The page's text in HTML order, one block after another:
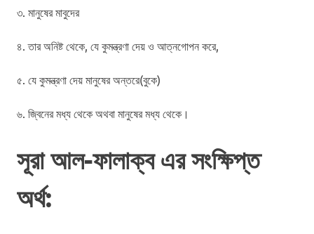
৩. মানুষের মাবুদের
৪. তার অনিষ্ট থেকে, যে কুমন্ত্রণা দেয় ও আত্নগোপন করে,
৫. যে কুমন্ত্রণা দেয় মানুষের অন্তরে(বুকে)
৬. জ্বিনের মধ্য থেকে অথবা মানুষের মধ্য থেকে।
সূরা আল-ফালাক্ব এর সংক্ষিপ্ত
অর্থ: